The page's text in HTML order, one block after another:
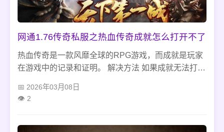
网通1.76传奇私服之热血传奇成就怎么打开不了
热血传奇是一款风靡全球的RPG游戏，而成就是玩家
在游戏中的记录和证明。 解决方法 如果成就无法打
要慌张。
2026年03月08日
2